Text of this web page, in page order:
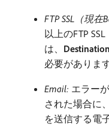
FTP SSL（現在
以上のFTP
は、
必要があります
Email: エラー
された場合に
を送信する電